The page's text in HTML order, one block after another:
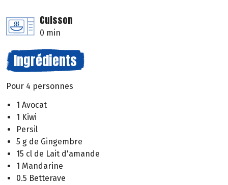
Cuisson
0 min
Ingrédients
Pour 4 personnes
1 Avocat
1 Kiwi
Persil
5 g de Gingembre
15 cl de Lait d'amande
1 Mandarine
0.5 Betterave